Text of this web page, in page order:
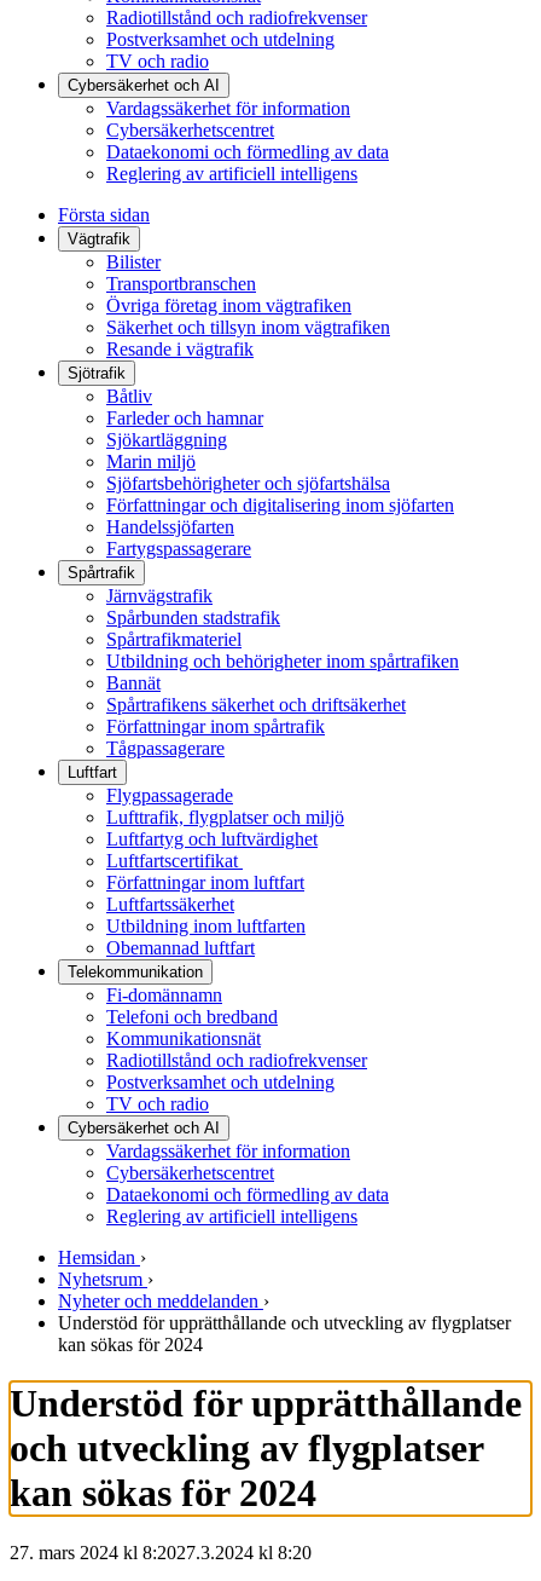
Radiotillstånd och radiofrekvenser
Postverksamhet och utdelning
TV och radio
Cybersäkerhet och AI
Vardagssäkerhet för information
Cybersäkerhetscentret
Dataekonomi och förmedling av data
Reglering av artificiell intelligens
Första sidan
Vägtrafik
Bilister
Transportbranschen
Övriga företag inom vägtrafiken
Säkerhet och tillsyn inom vägtrafiken
Resande i vägtrafik
Sjötrafik
Båtliv
Farleder och hamnar
Sjökartläggning
Marin miljö
Sjöfartsbehörigheter och sjöfartshälsa
Författningar och digitalisering inom sjöfarten
Handelssjöfarten
Fartygspassagerare
Spårtrafik
Järnvägstrafik
Spårbunden stadstrafik
Spårtrafikmateriel
Utbildning och behörigheter inom spårtrafiken
Bannät
Spårtrafikens säkerhet och driftsäkerhet
Författningar inom spårtrafik
Tågpassagerare
Luftfart
Flygpassagerade
Lufttrafik, flygplatser och miljö
Luftfartyg och luftvärdighet
Luftfartscertifikat
Författningar inom luftfart
Luftfartssäkerhet
Utbildning inom luftfarten
Obemannad luftfart
Telekommunikation
Fi-domännamn
Telefoni och bredband
Kommunikationsnät
Radiotillstånd och radiofrekvenser
Postverksamhet och utdelning
TV och radio
Cybersäkerhet och AI
Vardagssäkerhet för information
Cybersäkerhetscentret
Dataekonomi och förmedling av data
Reglering av artificiell intelligens
Hemsidan ›
Nyhetsrum ›
Nyheter och meddelanden ›
Understöd för upprätthållande och utveckling av flygplatser
kan sökas för 2024
Understöd för upprätthållande
och utveckling av flygplatser
kan sökas för 2024
27. mars 2024 kl 8:2027.3.2024 kl 8:20